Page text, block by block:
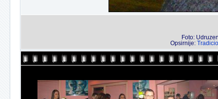
Foto:
Opsirnije: